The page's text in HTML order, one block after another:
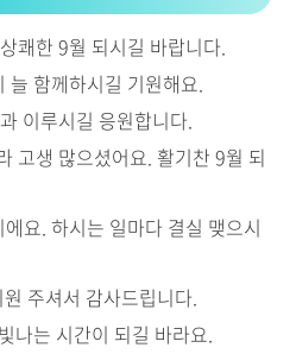
쾌한 9월 되시길 바랍니다.
늘 함께하시길 기원해요.
이루시길 응원합니다.
고생 많으셨어요. 활기찬 9월 되
요. 하시는 일마다 결실 맺으시
주셔서 감사드립니다.
나는 시간이 되길 바라요.